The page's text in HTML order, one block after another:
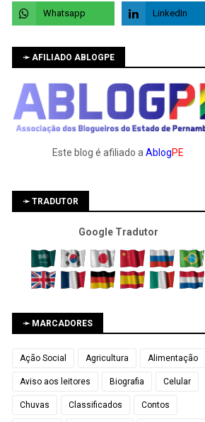
➛ AFILIADO ABLOGPE
Este blog é afiliado a AblogPE
➛ TRADUTOR
Google Tradutor
➛ MARCADORES
Ação Social Agricultura Alimentação
Aviso aos leitores Biografia Celular
Chuvas Classificados Contos